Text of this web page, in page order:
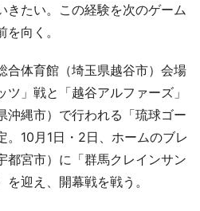
きたい。この経験を次のゲーム
向く。
合体育館（埼玉県越谷市）会場
」戦と「越谷アルファーズ」
沖縄市）で行われる「琉球ゴー
。10月1日・2日、ホームのブレ
都宮市）に「群馬クレインサン
迎え、開幕戦を戦う。